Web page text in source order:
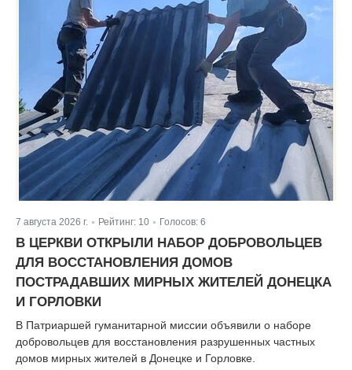
7 августа 2026 г. | Рейтинг: 10 Голосов: 6
В ЦЕРКВИ ОТКРЫЛИ НАБОР ДОБРОВОЛЬЦЕВ
ДЛЯ ВОССТАНОВЛЕНИЯ ДОМОВ
ПОСТРАДАВШИХ МИРНЫХ ЖИТЕЛЕЙ ДОНЕЦКА
И ГОРЛОВКИ
В Патриаршей гуманитарной миссии объявили о наборе
добровольцев для восстановления разрушенных частных
домов мирных жителей в Донецке и Горловке.